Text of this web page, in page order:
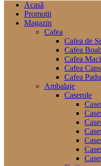
Acasă
Promotii
Magazin
Cafea
Cafea de
Cafea
Cafea
Cafea
Cafea
Ambalaje
Caserole